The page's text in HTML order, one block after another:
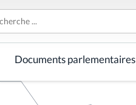
Documents parlementaires